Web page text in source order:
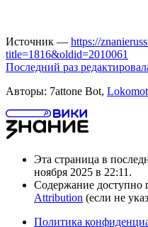
Источник — https://
title=1816&oldid=2010061
Последний раз
Авторы: 7attone Bot,
Эта страница в
ноября 2025 в 22:11.
Содержание доступно
Attribution (если не
Политика